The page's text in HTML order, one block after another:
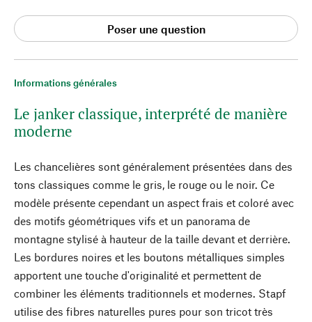
Informations générales
Le janker classique, interprété de manière
moderne
Les chancelières sont généralement présentées dans des
tons classiques comme le gris, le rouge ou le noir. Ce
modèle présente cependant un aspect frais et coloré avec
des motifs géométriques vifs et un panorama de
montagne stylisé à hauteur de la taille devant et derrière.
Les bordures noires et les boutons métalliques simples
apportent une touche d'originalité et permettent de
combiner les éléments traditionnels et modernes. Stapf
utilise des fibres naturelles pures pour son tricot très
Poser une question